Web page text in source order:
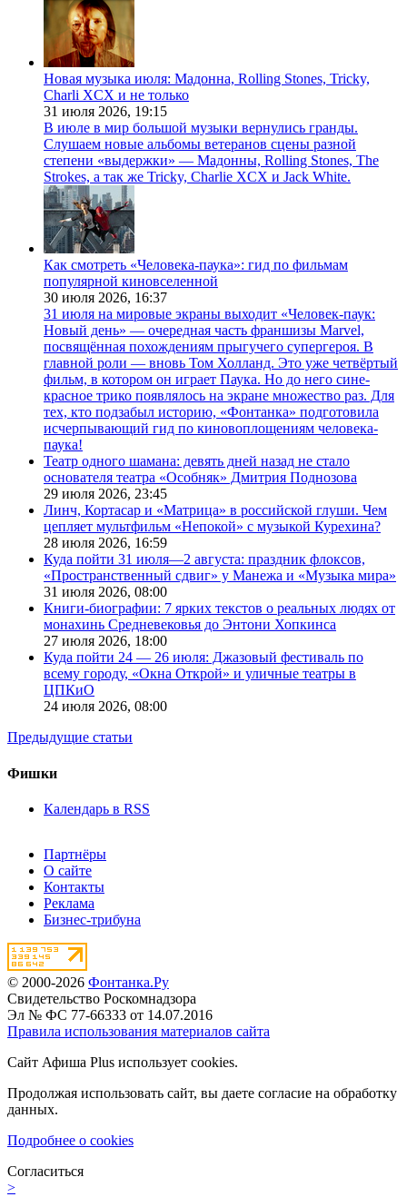
Новая музыка июля: Мадонна, Rolling Stones, Tricky,
Charli XCX и не только
31 июля 2026, 19:15
В июле в мир большой музыки вернулись гранды.
Слушаем новые альбомы ветеранов сцены разной
степени «выдержки» — Мадонны, Rolling Stones, The
Strokes, а так же Tricky, Charlie XCX и Jack White.
Как смотреть «Человека-паука»: гид по фильмам
популярной киновселенной
30 июля 2026, 16:37
31 июля на мировые экраны выходит «Человек-паук:
Новый день» — очередная часть франшизы Marvel,
посвящённая похождениям прыгучего супергероя. В
главной роли — вновь Том Холланд. Это уже четвёртый
фильм, в котором он играет Паука. Но до него сине-
красное трико появлялось на экране множество раз. Для
тех, кто подзабыл историю, «Фонтанка» подготовила
исчерпывающий гид по киновоплощениям человека-
паука!
Театр одного шамана: девять дней назад не стало
основателя театра «Особняк» Дмитрия Поднозова
29 июля 2026, 23:45
Линч, Кортасар и «Матрица» в российской глуши. Чем
цепляет мультфильм «Непокой» с музыкой Курехина?
28 июля 2026, 16:59
Куда пойти 31 июля—2 августа: праздник флоксов,
«Пространственный сдвиг» у Манежа и «Музыка мира»
31 июля 2026, 08:00
Книги-биографии: 7 ярких текстов о реальных людях от
монахинь Средневековья до Энтони Хопкинса
27 июля 2026, 18:00
Куда пойти 24 — 26 июля: Джазовый фестиваль по
всему городу, «Окна Открой» и уличные театры в
ЦПКиО
24 июля 2026, 08:00
Предыдущие статьи
Фишки
Календарь в RSS
Партнёры
О сайте
Контакты
Реклама
Бизнес-трибуна
© 2000-2026 Фонтанка.Ру
Свидетельство Роскомнадзора
Эл № ФС 77-66333 от 14.07.2016
Правила использования материалов сайта
Сайт Афиша Plus использует cookies.
Продолжая использовать сайт, вы даете согласие на обработку
данных.
Подробнее о cookies
Согласиться
>